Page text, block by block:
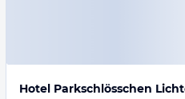
Hotel Parkschlösschen